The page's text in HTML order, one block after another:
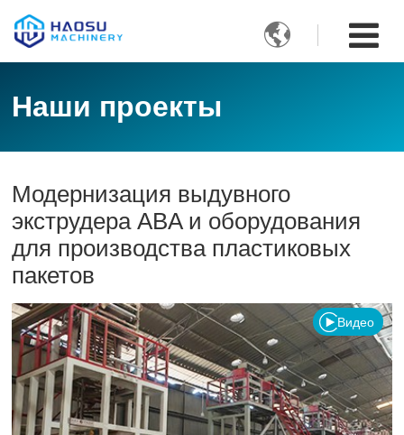

Наши проекты
Модернизация выдувного
экструдера ABA и оборудования
для производства пластиковых
пакетов
Видео